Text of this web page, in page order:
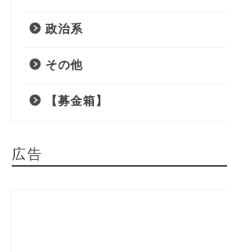
政治系
その他
【募金箱】
広告